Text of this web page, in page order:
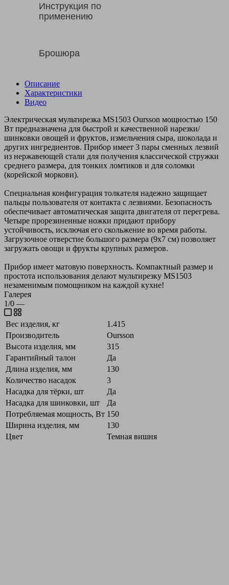
Инструкция по
применению
Брошюра
Описание
Характеристики
Видео
Электрическая мультирезка MS1503 Oursson мощностью 150
Вт предназначена для быстрой и качественной нарезки/
шинковки овощей и фруктов, измельчения сыра, шоколада и
других ингредиентов. Прибор имеет 3 пары сменных лезвий
из нержавеющей стали для получения классической стружки
среднего размера, для тонких ломтиков и для соломки
(корейской моркови).
Специальная конфигурация толкателя надежно защищает
пальцы пользователя от контакта с лезвиями. Безопасность
обеспечивает автоматическая защита двигателя от перегрева.
Четыре прорезиненные ножки придают прибору
устойчивость, исключая его скольжение во время работы.
Загрузочное отверстие большого размера (9х7 см) позволяет
загружать овощи и фрукты крупных размеров.
Прибор имеет матовую поверхность. Компактный размер и
простота использования делают мультирезку MS1503
незаменимым помощником на каждой кухне!
Галерея
1/0 —
Вес изделия, кг
1.415
Производитель
Oursson
Высота изделия, мм
315
Гарантийный талон
Да
Длина изделия, мм
130
Количество насадок
3
Насадка для тёрки, шт
Да
Насадка для шинковки, шт
Да
Потребляемая мощность, Вт 150
Ширина изделия, мм
130
Цвет
Темная вишня